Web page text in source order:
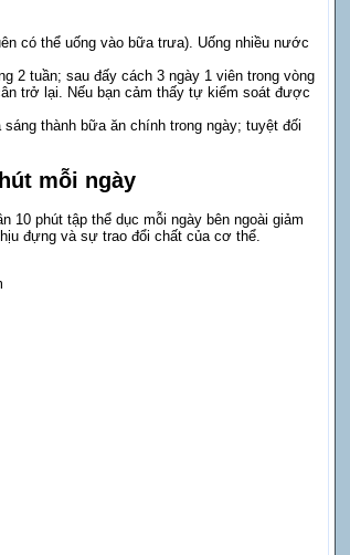
có thể uống vào bữa trưa). Uống nhiều nước
2 tuần; sau đấy cách 3 ngày 1 viên trong vòng
trở lại. Nếu bạn cảm thấy tự kiểm soát được
thành bữa ăn chính trong ngày; tuyệt đối
mỗi ngày
10 phút tập thể dục mỗi ngày bên ngoài giảm
đựng và sự trao đổi chất của cơ thể.